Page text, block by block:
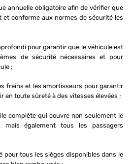
annuelle obligatoire afin de vérifier que
et conforme aux normes de sécurité les
pour garantir que le véhicule est
de sécurité nécessaires et pour
;
freins et les amortisseurs pour garantir
en toute sûreté à des vitesses élevées ;
complète qui couvre non seulement le
mais également tous les passagers
pour tous les sièges disponibles dans le